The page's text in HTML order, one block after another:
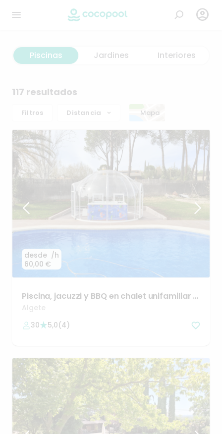

Piscinas Jardines Interiores
117 resultados
Filtros Distancia Mapa
desde
60,00 €
/h
Piscina​,​ jacuzzi y BBQ en chalet unifamiliar a
25min
Algete
30
5,0(4)